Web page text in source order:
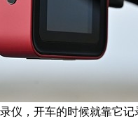
仪，开车的时候就靠它记